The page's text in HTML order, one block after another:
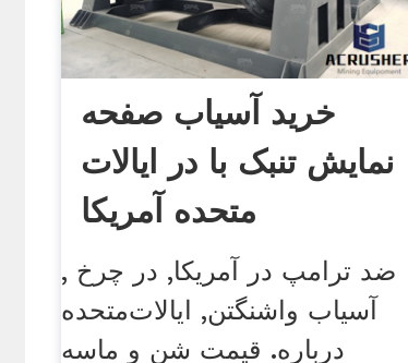
خرید آسیاب صفحه
نمایش تنبک با در ایالات
متحده آمریکا
, ضد ترامپ در آمریکا, در چرخ
آسیاب واشنگتن, ایالات‌متحده
درباره. قیمت شن و ماسه